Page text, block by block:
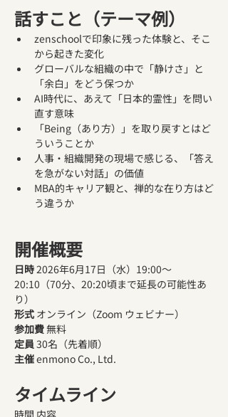
話すこと（テーマ例）
zenschoolで印象に残った体験と、そこ
から起きた変化
グローバルな組織の中で「静けさ」と
「余白」をどう保つか
AI時代に、あえて「日本的霊性」を問い
直す意味
「Being（あり方）」を取り戻すとはど
ういうことか
人事・組織開発の現場で感じる、「答え
を急がない対話」の価値
MBA的キャリア観と、禅的な在り方はど
う違うか
開催概要
日時 2026年6月17日（水）19:00〜
20:10（70分、20:20頃まで延長の可能性あ
り）
形式 オンライン（Zoom ウェビナー）
参加費 無料
定員 30名（先着順）
主催 enmono Co., Ltd.
タイムライン
時間 内容